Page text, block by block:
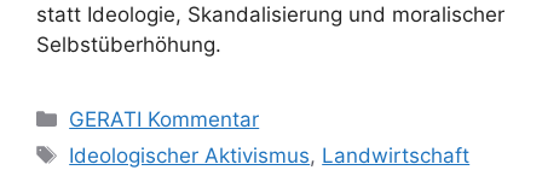
statt Ideologie, Skandalisierung und moralischer
Selbstüberhöhung.
K
a
GERATI Kommentar
S
Ideologischer Aktivismus, Landwirtschaft